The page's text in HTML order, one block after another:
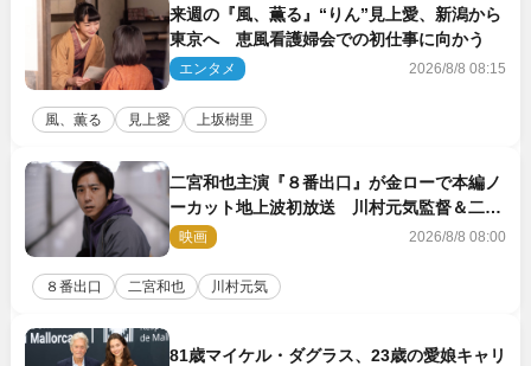
来週の『風、薫る』“りん”見上愛、新潟から
東京へ 恵風看護婦会での初仕事に向かう
エンタメ 2026/8/8 08:15
風、薫る 見上愛 上坂樹里
二宮和也主演『８番出口』が金ローで本編ノ
ーカット地上波初放送 川村元気監督＆二宮
コメント到着
映画 2026/8/8 08:00
８番出口 二宮和也 川村元気
81歳マイケル・ダグラス、23歳の愛娘キャリ